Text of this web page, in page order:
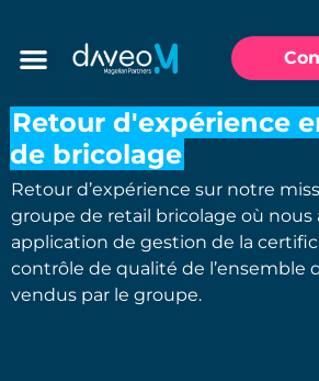
Retour d'expérience
de bricolage
Retour d’expérience sur notre
groupe de retail bricolage où nous
application de gestion de la
contrôle de qualité de l’ensemble
vendus par le groupe.